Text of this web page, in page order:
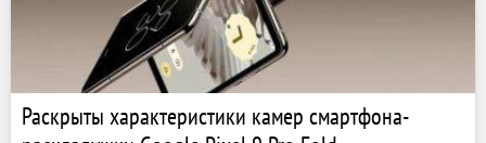
Раскрыты характеристики камер смартфона-